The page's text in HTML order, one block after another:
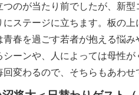
つのが当たり前でしたが、新
にステージに立ちます。板の
青春を過ごす若者が抱える悩
シーンや、人によっては母性
回変わるので、そちらもあわせ